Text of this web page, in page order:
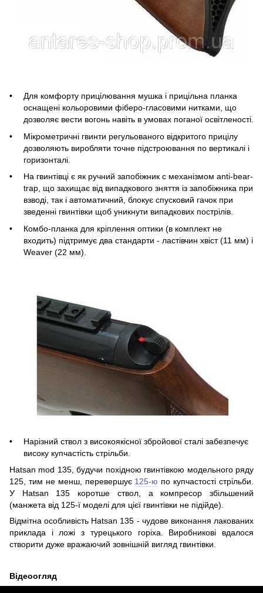
Для комфорту прицілювання мушка і прицільна планка
оснащені кольоровими фіберо-гласовими нитками, що
дозволяє вести вогонь навіть в умовах поганої освітленості.
Мікрометричні гвинти регульованого відкритого прицілу
дозволяють виробляти точне підстроювання по вертикалі і
горизонталі.
На гвинтівці є як ручний запобіжник c механізмом anti-bear-
trap, що захищає від випадкового зняття із запобіжника при
взводі, так і автоматичний, блокує спусковий гачок при
зведенні гвинтівки щоб уникнути випадкових пострілів.
Комбо-планка для кріплення оптики (в комплект не
входить) підтримує два стандарти - ластівчин хвіст (11 мм) і
Weaver (22 мм).
Нарізний ствол з високоякісної збройової сталі забезпечує
високу купчастість стрільби.
Hatsan mod 135, будучи похідною гвинтівкою модельного ряду
125, тим не менш, перевершує 125-ю по купчастості стрільби.
У Hatsan 135 коротше ствол, а компресор збільшений
(манжета від 125-ї моделі для цієї гвинтівки не підійде).
Відмітна особливість Hatsan 135 - чудове виконання лакованих
приклада і ложі з турецького горіха. Виробникові вдалося
створити дуже вражаючий зовнішній вигляд гвинтівки.
Відеоогляд